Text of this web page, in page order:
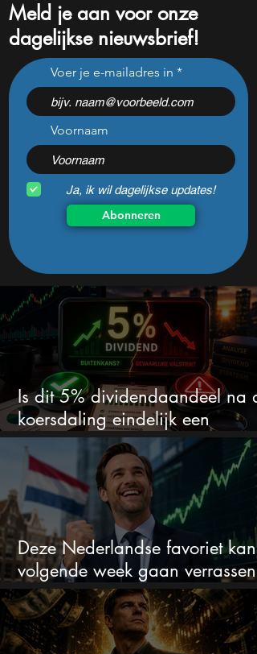
Dit aandeel stijgt 1000% in
6 maanden: analisten zien
nog meer potentieel
Meld je aan voor onze
dagelijkse nieuwsbrief!
Voer je e-mailadres in
Voornaam
Ja, ik wil dagelijkse updates!
Abonneren
Is dit 5% dividendaandeel na
koersdaling eindelijk een
koopkans?
Deze Nederlandse favoriet kan
volgende week gaan verrassen
met de kwartaalcijfers